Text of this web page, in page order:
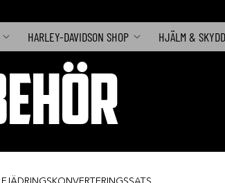
HARLEY-DAVIDSON SHOP HJÄLM & SKYDD